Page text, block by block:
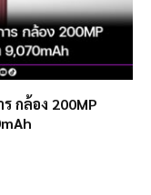
กล้อง 200MP